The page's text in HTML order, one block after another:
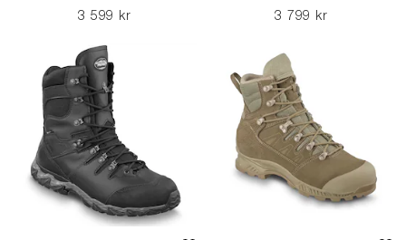
3 599 kr 3 799 kr